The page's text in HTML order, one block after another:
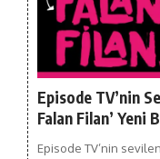
Episode TV’nin
Falan Filan’ Yeni
Episode TV’nin